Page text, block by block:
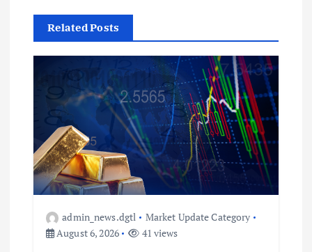
Related Posts
admin_news.dgtl
Market Update Category
August 6, 2026
41 views